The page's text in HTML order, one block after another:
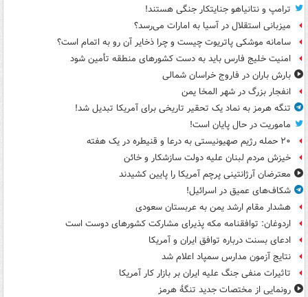
ترامپ و نتانیاهو جنایتکار جنگی هستند!
میزبانی استقلال در آسیا به امارات می‌رسد؟
سامانه موشکی پاتریوت چیست و چرا ذخایر آن رو به اتمام است؟
امنیت خلیج فارس باید به دست کشورهای منطقه تأمین شود
بارش باران در فاروج خراسان شمالی
انفجار بزرگ در شهر المخا یمن
تنگه هرمز به نماد یک تحقیر تاریخی برای آمریکا تبدیل شد!
ماموریت در حال پایان است!
۲۰ حمله رژیم صهیونیستی به درعا و قنیطره در یک هفته
خیزش مردم لبنان علیه دولت سازشکار و خائن
معترضان آرژانتینی پرچم آمریکا را پایین کشیدند
شکاف‌های عمیق در اسرائیل!
هشدار مقام ارشد یمن به عربستان سعودی
اردوغان: توافقنامه مکه پذیرای مشارکت کشورهای دوست است
ادعای بسنت درباره توافق ایران و آمریکا
نتایج آزمون مدارس سمپاد اعلام شد
تاثیرات منفی جنگ علیه ایران بر بازار کار آمریکا
رونمایی از مختصات جدید تنگۀ هرمز